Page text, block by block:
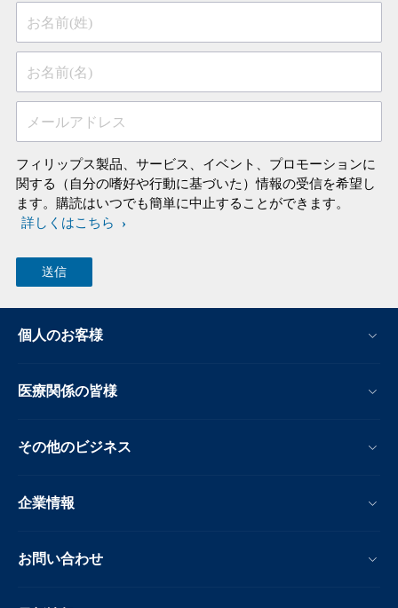
お名前(姓)
お名前(名)
メールアドレス
フィリップス製品、サービス、イベント、プロモーションに
関する（自分の嗜好や行動に基づいた）情報の受信を希望し
ます。購読はいつでも簡単に中止することができます。
詳しくはこちら
個人のお客様
医療関係の皆様
その他のビジネス
企業情報
お問い合わせ